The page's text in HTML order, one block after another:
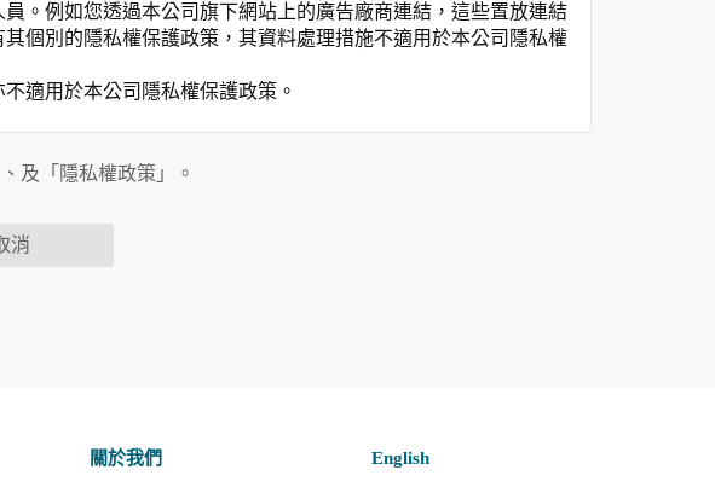
。例如您透過本公司旗下網站上的廣告廠商連結，這些置放連結
個別的隱私權保護政策，其資料處理措施不適用於本公司隱私權
適用於本公司隱私權保護政策。
的瀏覽器、瀏覽及點選資料記錄等，做為我們增進網站服務的
設備的 IP 位址、使用時間、使用的瀏覽器、瀏覽及點選資料紀
及「隱私權政策」。
消
關於我們 English